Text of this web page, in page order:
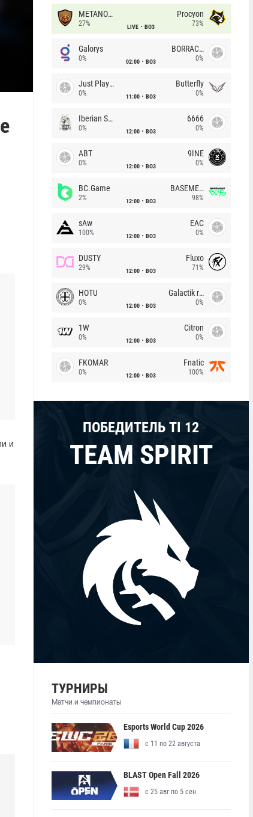
и
METANOIA Wolves
27% LIVE BO3
Procyon
73%
Galorys
0% 02:00 BO3
BORRACHEIROS
0%
Just Players
0% 11:00 BO3
Butterfly
0%
Iberian Soul
0% 12:00 BO3
6666
0%
ABT
0% 12:00 BO3
9INE
0%
BC.Game
2% 12:00 BO3
BASEMENT BOYS
98%
sAw
100% 12:00 BO3
EAC
0%
DUSTY
29% 12:00 BO3
Fluxo
71%
HOTU
0% 12:00 BO3
Galactik rebels
0%
1W
0% 12:00 BO3
Citron
0%
FKOMAR
0% 12:00 BO3
Fnatic
100%
ПОБЕДИТЕЛЬ TI 12
TEAM SPIRIT
ТУРНИРЫ
Матчи и чемпионаты
Esports World Cup 2026
с 11 по 22 августа
BLAST Open Fall 2026
с 25 авг по 5 сен